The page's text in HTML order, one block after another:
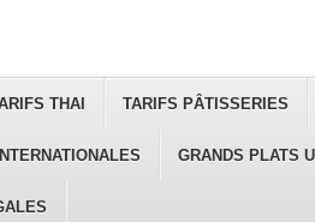
THAI TARIFS PÂTISSERIES
GRANDS PLATS